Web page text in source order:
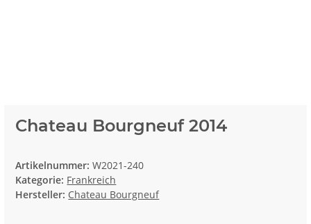
Chateau Bourgneuf 2014
Artikelnummer:W2021-240
Kategorie: Frankreich
Hersteller: Chateau Bourgneuf